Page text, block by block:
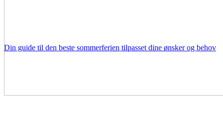
Din guide til den beste sommerferien tilpasset dine ønsker og behov